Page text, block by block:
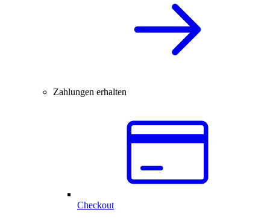
Zahlungen erhalten
Checkout